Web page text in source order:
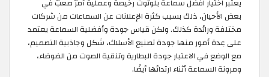
بعض الأحيان، ذلك بسبب كثرة الإعلانات عن السماعات من شركات
مختلفة ورائدة كذلك. ولكن قياس جودة وأفضلية السماعة يعتمد
على عِدة أمور منها جودة تصنيع الأسلاك، شكل وجاذبية التصميم،
مع الوضع في الاعتبار جودة البطارية وتنقية الصوت من الضوضاء،
ومرونة السماعة أثناء ارتدائها أيضًا.